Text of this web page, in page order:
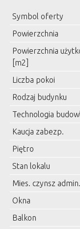
Symbol oferty
Powierzchnia
Powierzchnia
[m2]
Liczba pokoi
Rodzaj budynku
Technologia
Kaucja zabezp.
Piętro
Stan lokalu
Mies. czynsz admin.
Okna
Balkon